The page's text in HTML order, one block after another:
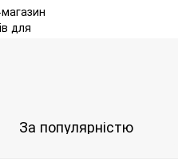
За популярністю